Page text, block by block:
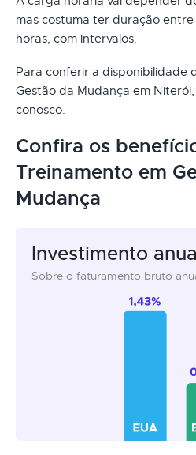
mas costuma ter duração
horas, com intervalos.
Para conferir a disponibilidade
Gestão da Mudança em
conosco.
Confira os
Treinamento em
Mudança
Investimento
Sobre o faturamento bruto